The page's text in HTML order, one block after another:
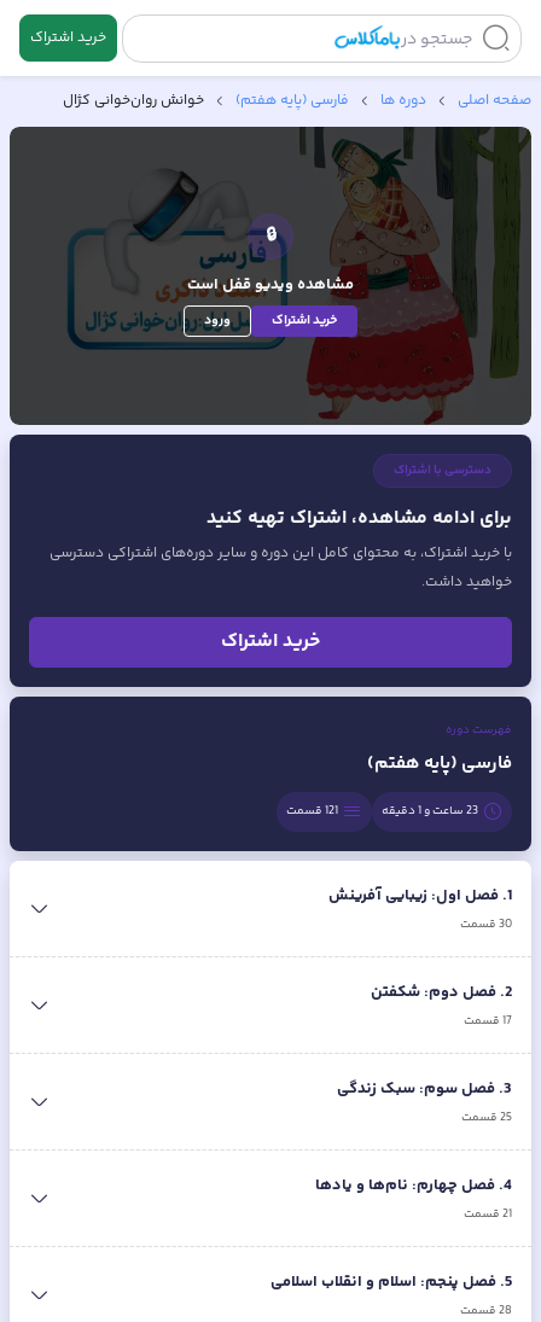
جستجو در خرید اشتراک
صفحه اصلی دوره ها فارسی (پایه هفتم) خوانش روان‌خوانی کژال
🔒
مشاهده ویدیوقفل است
خرید اشتراک ورود
دسترسی با اشتراک
برای ادامه مشاهده، اشتراک تهیه کنید
با خرید اشتراک، به محتوای کامل این دوره و سایر دوره‌های اشتراکی دسترسی
خواهید داشت.
خرید اشتراک
فهرست دوره
فارسی (پایه هفتم)
23 ساعت و 1 دقیقه 121قسمت
1
. فصل اول: زیبایی آفرینش
30قسمت
2
. فصل دوم: شکفتن
17قسمت
3
. فصل سوم: سبک زندگی
25قسمت
4
. فصل چهارم: نام‌ها و یادها
21قسمت
5
. فصل پنجم: اسلام و انقلاب اسلامی
28قسمت